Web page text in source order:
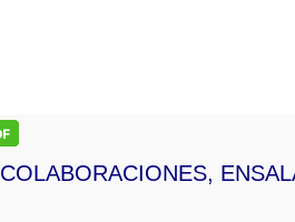
COLABORACIONES,